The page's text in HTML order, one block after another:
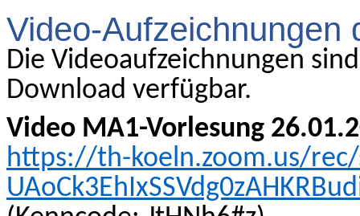
Video-Aufzeichnungen
Die Videoaufzeichnungen
Download verfügbar.
Video MA1-Vorlesung
https://th-koeln.zoom.us/rec/